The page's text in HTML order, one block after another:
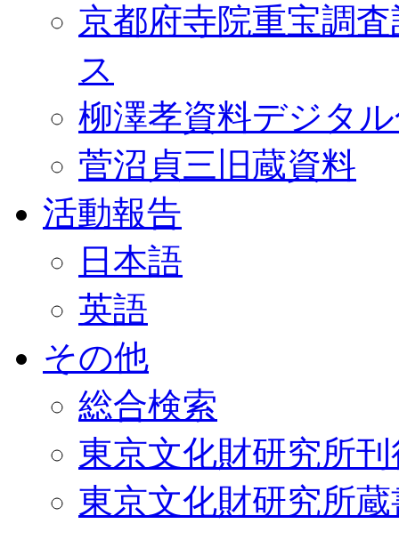
京都府寺院重宝調
ス
柳澤孝資料デジタ
菅沼貞三旧蔵資料
活動報告
日本語
英語
その他
総合検索
東京文化財研究所
東京文化財研究所